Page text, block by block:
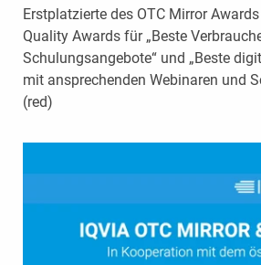
Erstplatzierte des OTC Mirror
Quality Awards für „Beste
Schulungsangebote“ und „Beste
mit ansprechenden Webinaren und
(red)